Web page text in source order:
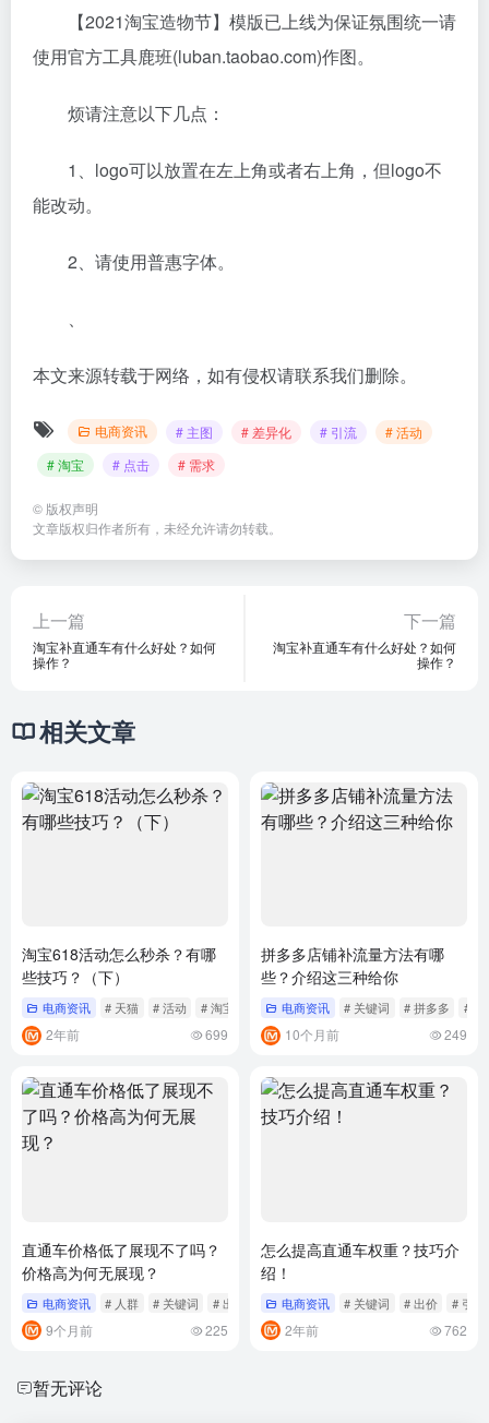
【2021淘宝造物节】模版已上线为保证氛围统一请
使用官方工具鹿班(luban.taobao.com)作图。
烦请注意以下几点：
1、logo可以放置在左上角或者右上角，但logo不
能改动。
2、请使用普惠字体。
、
本文来源转载于网络，如有侵权请联系我们删除。
电商资讯 # 主图 # 差异化 # 引流
# 活动
# 淘宝
# 点击 # 需求
© 版权声明
文章版权归作者所有，未经允许请勿转载。
上一篇
淘宝补直通车有什么好处？如何
操作？
下一篇
淘宝补直通车有什么好处？如何
操作？
相关文章
淘宝618活动怎么秒杀？有哪
些技巧？（下）
电商资讯 # 天猫 # 活动 # 淘宝
2年前 699
拼多多店铺补流量方法有哪
些？介绍这三种给你
电商资讯 # 关键词 # 拼多多 # 点
10个月前 249
直通车价格低了展现不了吗？
价格高为何无展现？
电商资讯 # 人群 # 关键词 # 出价
9个月前 225
怎么提高直通车权重？技巧介
绍！
电商资讯 # 关键词 # 出价 # 引流
2年前 762
暂无评论